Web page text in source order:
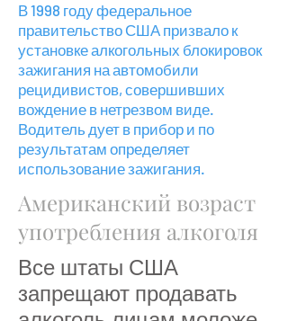
В 1998 году федеральное
правительство США призвало к
установке алкогольных блокировок
зажигания на автомобили
рецидивистов, совершивших
вождение в нетрезвом виде.
Водитель дует в прибор и по
результатам определяет
использование зажигания.
Американский возраст
употребления алкоголя
Все штаты США
запрещают продавать